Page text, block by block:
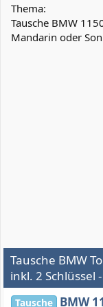
Thema:
Tausche BMW
Mandarin oder
Tausche BMW
inkl. 2 Schlüssel
Tausche BMW